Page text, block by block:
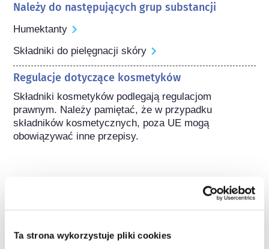
Ta strona wykorzystuje pliki cookies
Należy do następujących grup substancji
Humektanty
Składniki do pielęgnacji skóry
Regulacje dotyczące kosmetyków
Składniki kosmetyków podlegają regulacjom
prawnym. Należy pamiętać, że w przypadku
składników kosmetycznych, poza UE mogą
obowiązywać inne przepisy.
Poznaj swoje kosmetyki
W jaki sposób zapewnia się